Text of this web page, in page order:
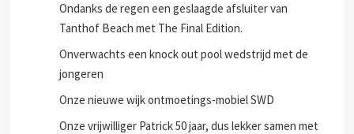
Ondanks de regen een geslaagde afsluiter van
Tanthof Beach met The Final Edition.
Onverwachts een knock out pool wedstrijd met de
jongeren
Onze nieuwe wijk ontmoetings-mobiel SWD
Onze vrijwilliger Patrick 50 jaar, dus lekker samen met